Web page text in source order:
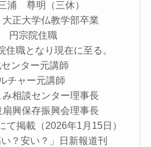
浦 尊明（三休）
正大学仏教学部卒業
円宗院住職
職となり現在に至る。
ンター元講師
チャー元講師
相談センター理事長
興保存振興会理事長
て掲載（2026年1月15日）
？安い？」日新報道刊